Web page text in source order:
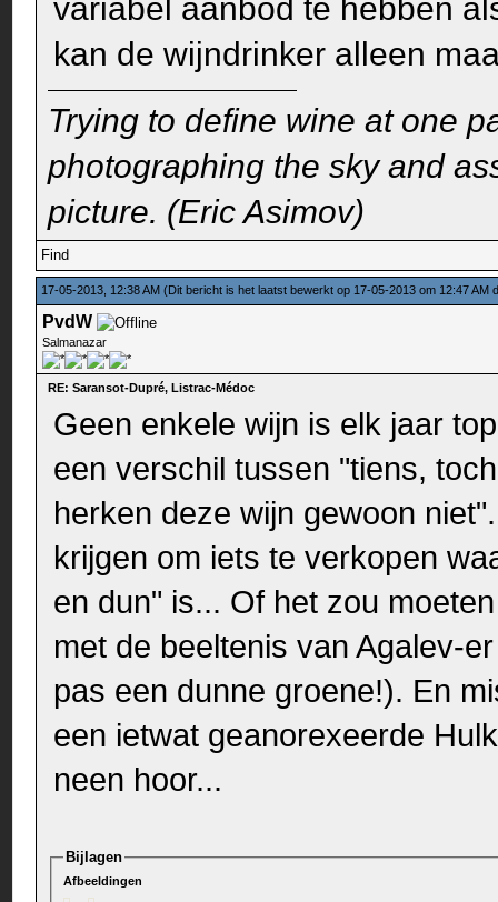
variabel aanbod te hebben
kan de wijndrinker alleen
Trying to define wine at one
photographing the sky and
picture. (Eric Asimov)
Find
17-05-2013, 12:38 AM(Dit bericht is het laatst bewerkt op 17-05-2013 om 12:47 AM
PvdW
Salmanazar
RE: Saransot-Dupré, Listrac-Médoc
Geen enkele wijn is elk jaar
een verschil tussen "tiens,
herken deze wijn gewoon
krijgen om iets te verkopen
en dun" is... Of het zou
met de beeltenis van Agalev-
pas een dunne groene!). En
een ietwat geanorexeerde
neen hoor...
Bijlagen
Afbeeldingen